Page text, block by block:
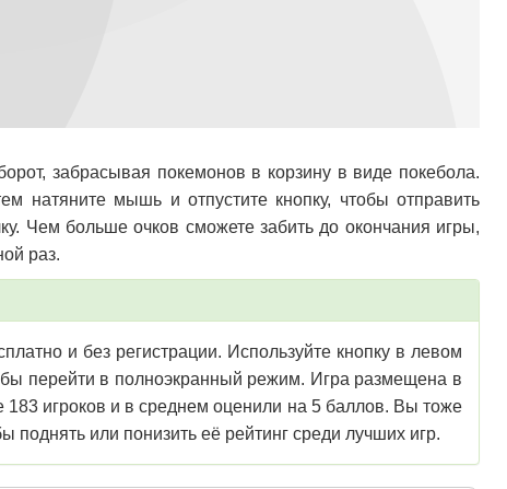
забрасывая покемонов в корзину в виде покебола.
натяните мышь и отпустите кнопку, чтобы отправить
Чем больше очков сможете забить до окончания игры,
раз.
и без регистрации. Используйте кнопку в левом
перейти в полноэкранный режим. Игра размещена в
игроков и в среднем оценили на 5 баллов. Вы тоже
поднять или понизить её рейтинг среди лучших игр.